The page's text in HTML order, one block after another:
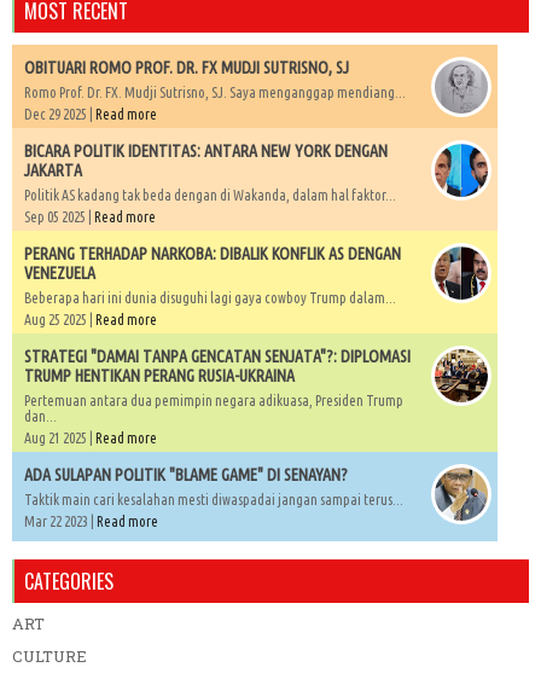
MOST RECENT
OBITUARI ROMO PROF. DR. FX MUDJI SUTRISNO, SJ
Romo Prof. Dr. FX. Mudji Sutrisno, SJ. Saya menganggap mendiang...
Dec 29 2025 | Read more
BICARA POLITIK IDENTITAS: ANTARA NEW YORK DENGAN
JAKARTA
Politik AS kadang tak beda dengan di Wakanda, dalam hal faktor...
Sep 05 2025 | Read more
PERANG TERHADAP NARKOBA: DIBALIK KONFLIK AS DENGAN
VENEZUELA
Beberapa hari ini dunia disuguhi lagi gaya cowboy Trump dalam...
Aug 25 2025 | Read more
STRATEGI "DAMAI TANPA GENCATAN SENJATA"?: DIPLOMASI
TRUMP HENTIKAN PERANG RUSIA-UKRAINA
Pertemuan antara dua pemimpin negara adikuasa, Presiden Trump
dan...
Aug 21 2025 | Read more
ADA SULAPAN POLITIK "BLAME GAME" DI SENAYAN?
Taktik main cari kesalahan mesti diwaspadai jangan sampai terus...
Mar 22 2023 | Read more
CATEGORIES
ART
CULTURE